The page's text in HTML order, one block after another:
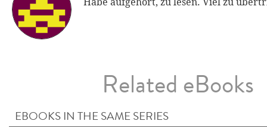
Related eBooks
EBOOKS IN THE SAME SERIES